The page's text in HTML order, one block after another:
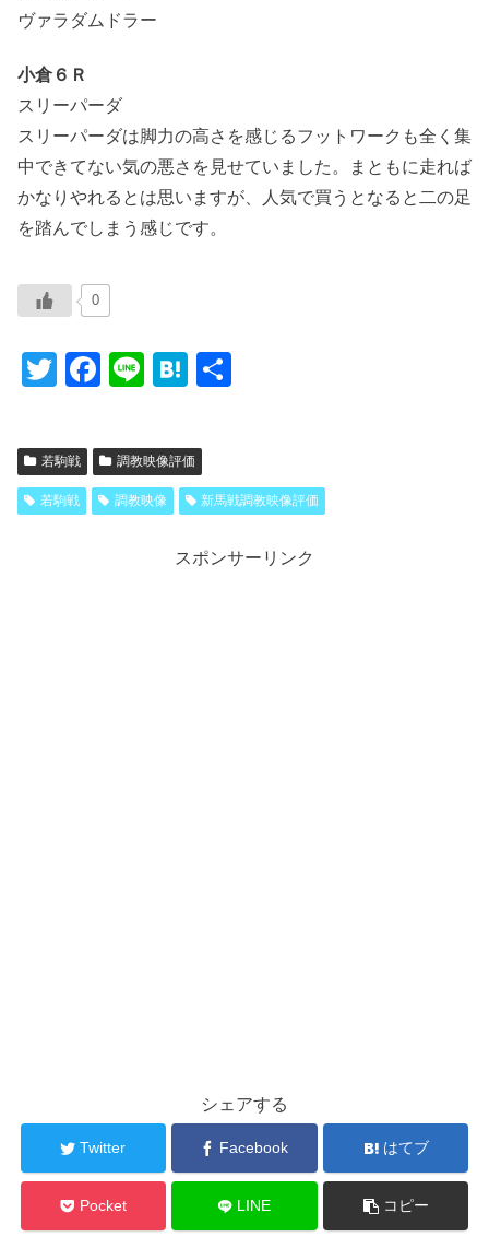
ヴァラダムドラー
小倉６Ｒ
スリーパーダ
スリーパーダは脚力の高さを感じるフットワークも全く集
中できてない気の悪さを見せていました。まともに走れば
かなりやれるとは思いますが、人気で買うとなると二の足
を踏んでしまう感じです。
0
T
tt
er
F
c
e
b
Li
e
H
e
n
a
若駒戦 調教映像評価
若駒戦 調教映像 新馬戦調教映像評価
スポンサーリンク
シェアする
Twitter Facebook はてブ
Pocket LINE コピー